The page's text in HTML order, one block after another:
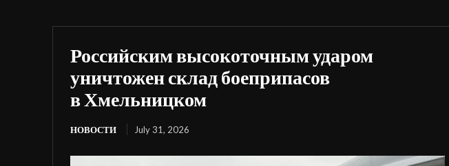
Российским высокоточным ударом
уничтожен склад боеприпасов
в Хмельницком
НОВОСТИ July 31, 2026